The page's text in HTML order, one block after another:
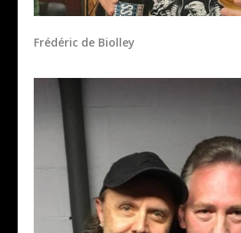
Frédéric de Biolley